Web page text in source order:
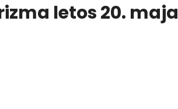
letos 20. maja